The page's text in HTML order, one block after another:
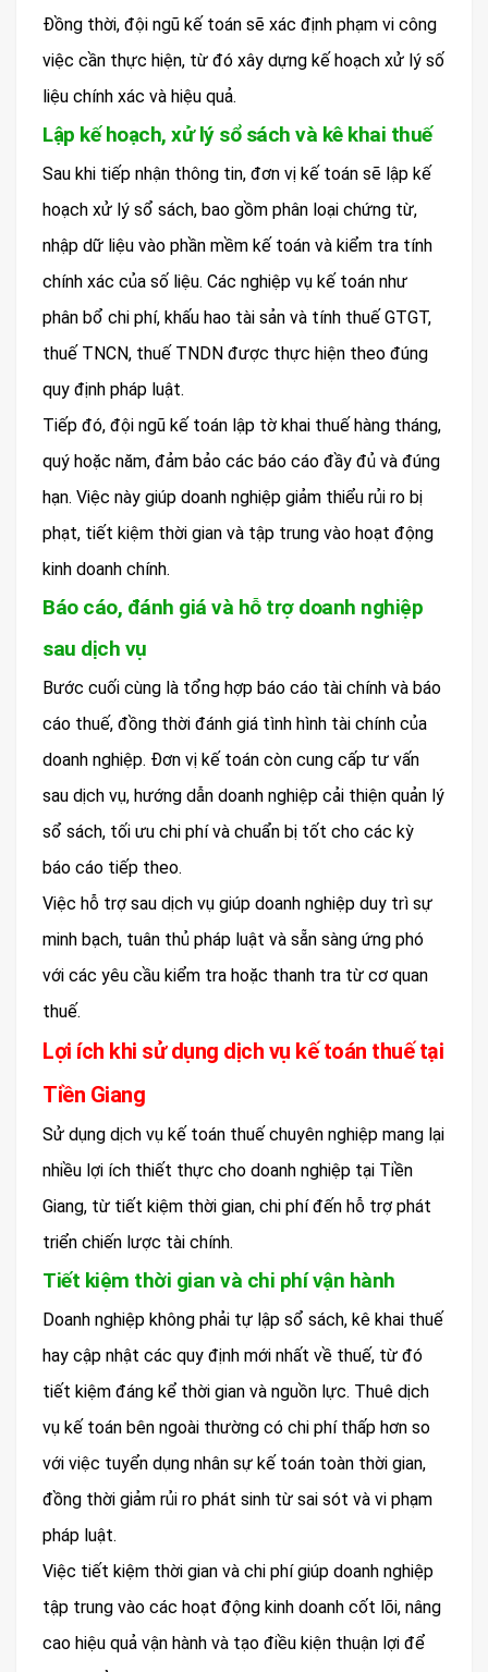
Đồng thời, đội ngũ kế toán sẽ xác định phạm vi công
việc cần thực hiện, từ đó xây dựng kế hoạch xử lý số
liệu chính xác và hiệu quả.
Lập kế hoạch, xử lý sổ sách và kê khai thuế
Sau khi tiếp nhận thông tin, đơn vị kế toán sẽ lập kế
hoạch xử lý sổ sách, bao gồm phân loại chứng từ,
nhập dữ liệu vào phần mềm kế toán và kiểm tra tính
chính xác của số liệu. Các nghiệp vụ kế toán như
phân bổ chi phí, khấu hao tài sản và tính thuế GTGT,
thuế TNCN, thuế TNDN được thực hiện theo đúng
quy định pháp luật.
Tiếp đó, đội ngũ kế toán lập tờ khai thuế hàng tháng,
quý hoặc năm, đảm bảo các báo cáo đầy đủ và đúng
hạn. Việc này giúp doanh nghiệp giảm thiểu rủi ro bị
phạt, tiết kiệm thời gian và tập trung vào hoạt động
kinh doanh chính.
Báo cáo, đánh giá và hỗ trợ doanh nghiệp
sau dịch vụ
Bước cuối cùng là tổng hợp báo cáo tài chính và báo
cáo thuế, đồng thời đánh giá tình hình tài chính của
doanh nghiệp. Đơn vị kế toán còn cung cấp tư vấn
sau dịch vụ, hướng dẫn doanh nghiệp cải thiện quản lý
sổ sách, tối ưu chi phí và chuẩn bị tốt cho các kỳ
báo cáo tiếp theo.
Việc hỗ trợ sau dịch vụ giúp doanh nghiệp duy trì sự
minh bạch, tuân thủ pháp luật và sẵn sàng ứng phó
với các yêu cầu kiểm tra hoặc thanh tra từ cơ quan
thuế.
Lợi ích khi sử dụng dịch vụ kế toán thuế tại
Tiền Giang
Sử dụng dịch vụ kế toán thuế chuyên nghiệp mang lại
nhiều lợi ích thiết thực cho doanh nghiệp tại Tiền
Giang, từ tiết kiệm thời gian, chi phí đến hỗ trợ phát
triển chiến lược tài chính.
Tiết kiệm thời gian và chi phí vận hành
Doanh nghiệp không phải tự lập sổ sách, kê khai thuế
hay cập nhật các quy định mới nhất về thuế, từ đó
tiết kiệm đáng kể thời gian và nguồn lực. Thuê dịch
vụ kế toán bên ngoài thường có chi phí thấp hơn so
với việc tuyển dụng nhân sự kế toán toàn thời gian,
đồng thời giảm rủi ro phát sinh từ sai sót và vi phạm
pháp luật.
Việc tiết kiệm thời gian và chi phí giúp doanh nghiệp
tập trung vào các hoạt động kinh doanh cốt lõi, nâng
cao hiệu quả vận hành và tạo điều kiện thuận lợi để